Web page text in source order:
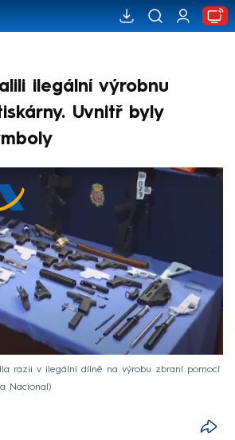
ilegální výrobnu
Uvnitř byly
razii v ilegální dílně na výrobu zbraní pomocí
Nacional